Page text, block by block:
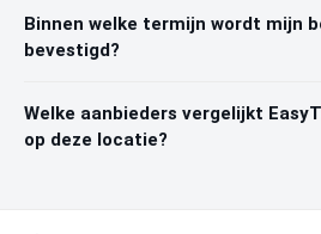
Binnen welke termijn wordt mijn
bevestigd?
Welke aanbieders vergelijkt
op deze locatie?